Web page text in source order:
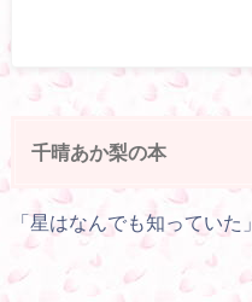
千晴あか梨の本
「星はなんでも知っていた」